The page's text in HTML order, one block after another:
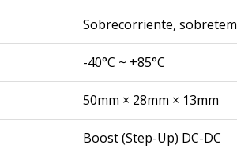
Sobrecorriente,
-40°C ~ +85°C
50mm × 28mm × 13mm
Boost (Step-Up) DC-DC